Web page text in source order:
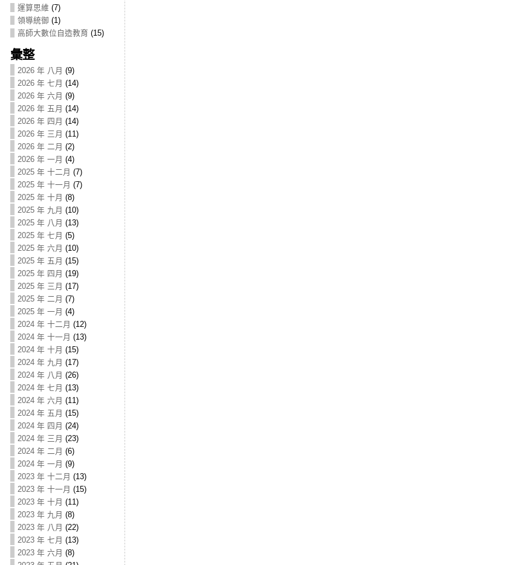
運算思維 (7)
領導統御 (1)
高師大數位自造教育 (15)
彙整
2026 年 八月 (9)
2026 年 七月 (14)
2026 年 六月 (9)
2026 年 五月 (14)
2026 年 四月 (14)
2026 年 三月 (11)
2026 年 二月 (2)
2026 年 一月 (4)
2025 年 十二月 (7)
2025 年 十一月 (7)
2025 年 十月 (8)
2025 年 九月 (10)
2025 年 八月 (13)
2025 年 七月 (5)
2025 年 六月 (10)
2025 年 五月 (15)
2025 年 四月 (19)
2025 年 三月 (17)
2025 年 二月 (7)
2025 年 一月 (4)
2024 年 十二月 (12)
2024 年 十一月 (13)
2024 年 十月 (15)
2024 年 九月 (17)
2024 年 八月 (26)
2024 年 七月 (13)
2024 年 六月 (11)
2024 年 五月 (15)
2024 年 四月 (24)
2024 年 三月 (23)
2024 年 二月 (6)
2024 年 一月 (9)
2023 年 十二月 (13)
2023 年 十一月 (15)
2023 年 十月 (11)
2023 年 九月 (8)
2023 年 八月 (22)
2023 年 七月 (13)
2023 年 六月 (8)